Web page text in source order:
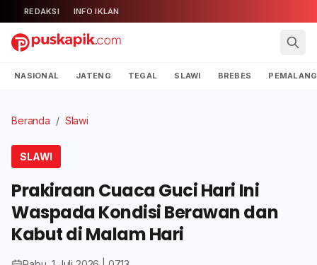
REDAKSI INFO IKLAN
NASIONAL JATENG TEGAL SLAWI BREBES PEMALANG
Beranda / Slawi
SLAWI
Prakiraan Cuaca Guci Hari Ini
Waspada Kondisi Berawan dan
Kabut di Malam Hari